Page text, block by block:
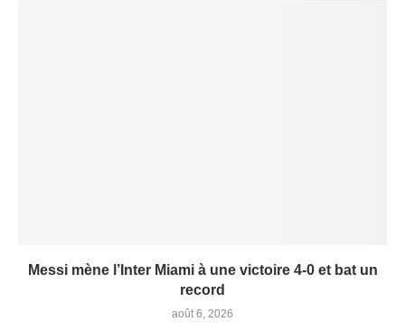
Messi mène l’Inter Miami à une victoire 4-0 et bat un
record
août 6, 2026